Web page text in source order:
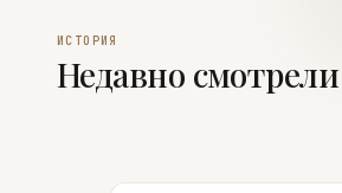
ИСТОРИЯ
Недавно смотрели